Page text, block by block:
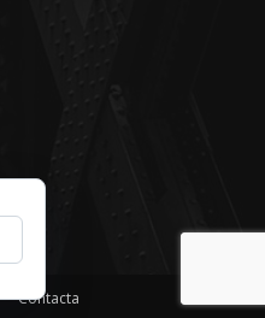
Contacta